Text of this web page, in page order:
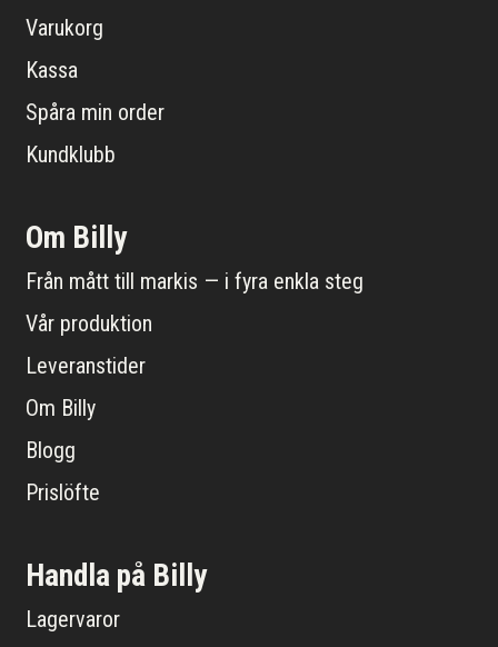
Varukorg
Kassa
Spåra min order
Kundklubb
Om Billy
Från mått till markis — i fyra enkla steg
Vår produktion
Leveranstider
Om Billy
Blogg
Prislöfte
Handla på Billy
Lagervaror